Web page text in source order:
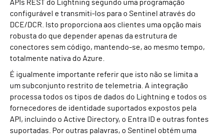
APIs REST do Lightning segundo uma programação
configurável e transmiti-los para o Sentinel através do
DCE/DCR. Isto proporciona aos clientes uma opção mais
robusta do que depender apenas da estrutura de
conectores sem código, mantendo-se, ao mesmo tempo,
totalmente nativa do Azure.
É igualmente importante referir que isto não se limita a
um subconjunto restrito de telemetria. A integração
processa todos os tipos de dados do Lightning e todos os
fornecedores de identidade suportados expostos pela
API, incluindo o Active Directory, o Entra ID e outras fontes
suportadas. Por outras palavras, o Sentinel obtém uma